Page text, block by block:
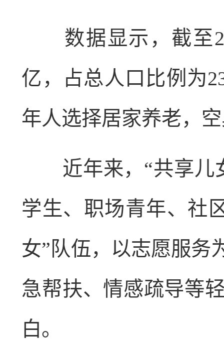
数据显示，截至
亿，占总人口比例为
年人选择居家养老，
近年来，“共享儿
学生、职场青年、社
女”队伍，以志愿服务
急帮扶、情感疏导等
白。